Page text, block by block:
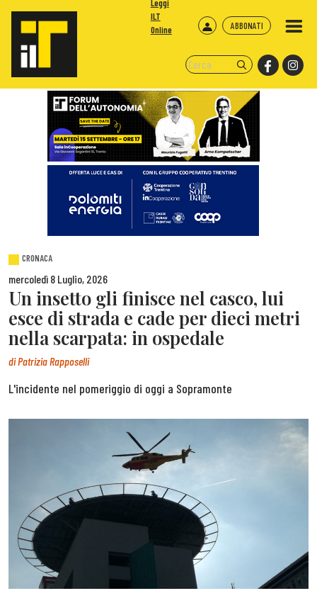
ABBONATI
Leggi
ILT
Online
CRONACA
mercoledì 8 Luglio, 2026
Un insetto gli finisce nel casco, lui
esce di strada e cade per dieci metri
nella scarpata: in ospedale
diPatrizia Rapposelli
L'incidente nel pomeriggio di oggi a Sopramonte